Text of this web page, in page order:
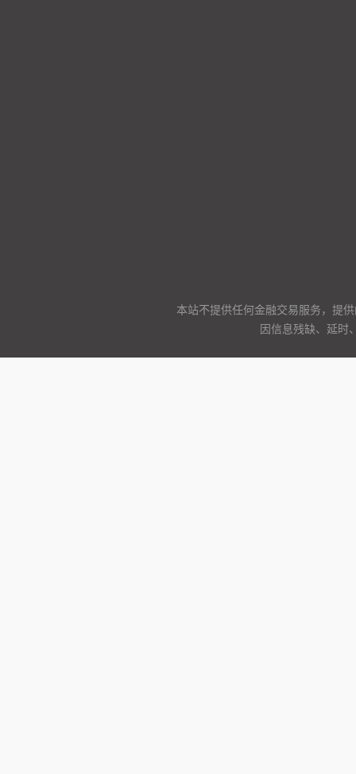
本站不提供任何金融交易服务，提
因信息残缺、延时